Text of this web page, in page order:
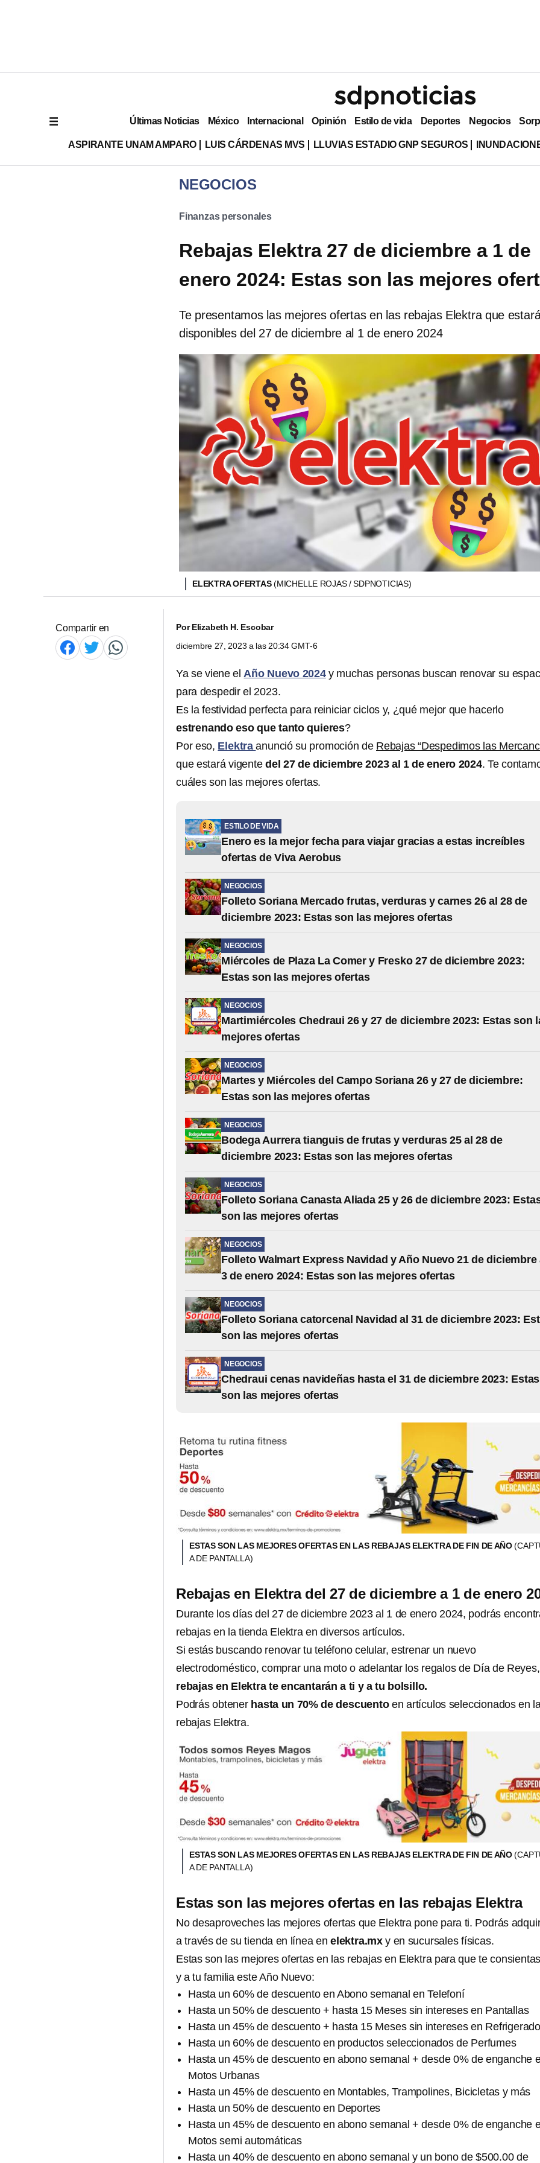
Últimas Noticias México Internacional Opinión Estilo de vida Deportes Negocios
ASPIRANTE UNAM AMPARO LUIS CÁRDENAS MVS LLUVIAS ESTADIO GNP SEGUROS
NEGOCIOS
Finanzas personales
Rebajas Elektra 27 de diciembre a 1 de
enero 2024: Estas son las mejores
Te presentamos las mejores ofertas en las rebajas Elektra que
disponibles del 27 de diciembre al 1 de enero 2024
ELEKTRA OFERTAS(MICHELLE ROJAS / SDPNOTICIAS)
Compartir en PorElizabeth H. Escobar
diciembre 27, 2023 a las 20:34 GMT-6
Ya se viene elAño Nuevo 2024y muchas personas buscan renovar su
para despedir el 2023.
Es la festividad perfecta para reiniciar ciclos y, ¿qué mejor que hacerlo
estrenando eso que tanto quieres?
Por eso, Elektraanunció su promoción de Rebajas “Despedimos las
que estará vigentedel 27 de diciembre 2023 al 1 de enero 2024. Te
cuáles son las mejores ofertas.
ESTILO DE VIDA
Enero es la mejor fecha para viajar gracias a estas increíbles
ofertas de Viva Aerobus
NEGOCIOS
Folleto Soriana Mercado frutas, verduras y carnes 26 al 28 de
diciembre 2023: Estas son las mejores ofertas
NEGOCIOS
Miércoles de Plaza La Comer y Fresko 27 de diciembre 2023:
Estas son las mejores ofertas
NEGOCIOS
Martimiércoles Chedraui 26 y 27 de diciembre 2023: Estas son
mejores ofertas
NEGOCIOS
Martes y Miércoles del Campo Soriana 26 y 27 de diciembre:
Estas son las mejores ofertas
NEGOCIOS
Bodega Aurrera tianguis de frutas y verduras 25 al 28 de
diciembre 2023: Estas son las mejores ofertas
NEGOCIOS
Folleto Soriana Canasta Aliada 25 y 26 de diciembre 2023:
son las mejores ofertas
NEGOCIOS
Folleto Walmart Express Navidad y Año Nuevo 21 de diciembre
3 de enero 2024: Estas son las mejores ofertas
NEGOCIOS
Folleto Soriana catorcenal Navidad al 31 de diciembre 2023:
son las mejores ofertas
NEGOCIOS
Chedraui cenas navideñas hasta el 31 de diciembre 2023: Estas
son las mejores ofertas
ESTAS SON LAS MEJORES OFERTAS EN LAS REBAJAS ELEKTRA DE FIN DE AÑO
A DE PANTALLA)
Rebajas en Elektra del 27 de diciembre a 1 de enero
Durante los días del 27 de diciembre 2023 al 1 de enero 2024, podrás
rebajas en la tienda Elektra en diversos artículos.
Si estás buscando renovar tu teléfono celular, estrenar un nuevo
electrodoméstico, comprar una moto o adelantar los regalos de Día de
rebajas en Elektra te encantarán a ti y a tu bolsillo.
Podrás obtener hasta un 70% de descuentoen artículos seleccionados en
rebajas Elektra.
ESTAS SON LAS MEJORES OFERTAS EN LAS REBAJAS ELEKTRA DE FIN DE AÑO
A DE PANTALLA)
Estas son las mejores ofertas en las rebajas Elektra
No desaproveches las mejores ofertas que Elektra pone para ti. Podrás
a través de su tienda en línea enelektra.mx y en sucursales físicas.
Estas son las mejores ofertas en las rebajas en Elektra para que te
y a tu familia este Año Nuevo:
Hasta un 60% de descuento en Abono semanal en Telefoní
Hasta un 50% de descuento + hasta 15 Meses sin intereses en Pantallas
Hasta un 45% de descuento + hasta 15 Meses sin intereses en
Hasta un 60% de descuento en productos seleccionados de Perfumes
Hasta un 45% de descuento en abono semanal + desde 0% de enganche
Motos Urbanas
Hasta un 45% de descuento en Montables, Trampolines, Bicicletas y más
Hasta un 50% de descuento en Deportes
Hasta un 45% de descuento en abono semanal + desde 0% de enganche
Motos semi automáticas
Hasta un 40% de descuento en abono semanal y un bono de $500.00 de